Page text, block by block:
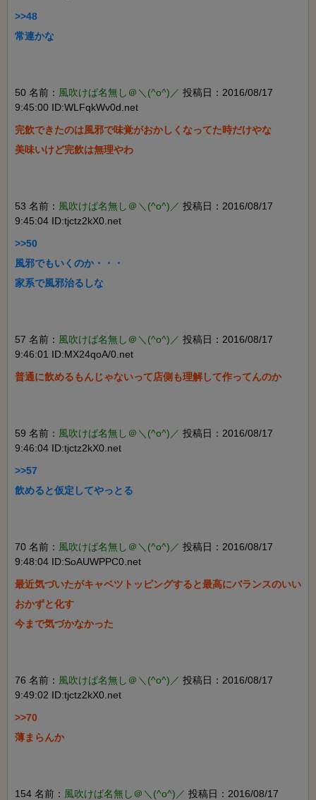
>>48
常連かな
50 名前： 風吹けば名無し＠＼(^o^)／ 投稿日：2016/08/17
9:45:00 ID:WLFqkWv0d.net
完飲できたのは風邪で味覚がおかしくなってた時だけやな
美味いけど完飲は無理やわ
53 名前： 風吹けば名無し＠＼(^o^)／ 投稿日：2016/08/17
9:45:04 ID:tjctz2kX0.net
>>50
風邪でもいくのか・・・
家系で風邪治るしな
57 名前： 風吹けば名無し＠＼(^o^)／ 投稿日：2016/08/17
9:46:01 ID:MX24qoA/0.net
普通に飲めるもんじゃないって店側も理解して作ってんのか
59 名前： 風吹けば名無し＠＼(^o^)／ 投稿日：2016/08/17
9:46:04 ID:tjctz2kX0.net
>>57
飲めると仮定してやっとる
70 名前： 風吹けば名無し＠＼(^o^)／ 投稿日：2016/08/17
9:48:04 ID:SoAUWPPC0.net
最近気づいたがキャベツトッピングすると最高にバランスのいい
おかずと化す
今まで気づかなかった
76 名前： 風吹けば名無し＠＼(^o^)／ 投稿日：2016/08/17
9:49:02 ID:tjctz2kX0.net
>>70
薄まらんか
154 名前： 風吹けば名無し＠＼(^o^)／ 投稿日：2016/08/17